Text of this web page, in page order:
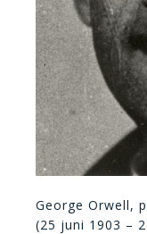
George Orwell,
(25 juni 1903 –